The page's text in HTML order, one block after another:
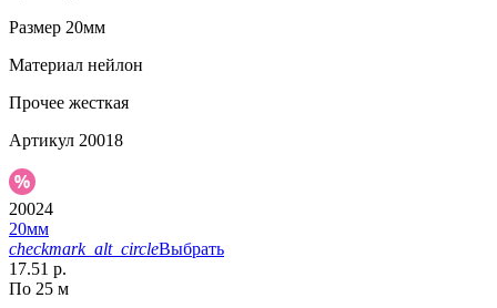
Размер 20мм
Материал нейлон
Прочее жесткая
Артикул 20018
20024
20мм
checkmark_alt_circleВыбрать
17.51 р.
По 25 м